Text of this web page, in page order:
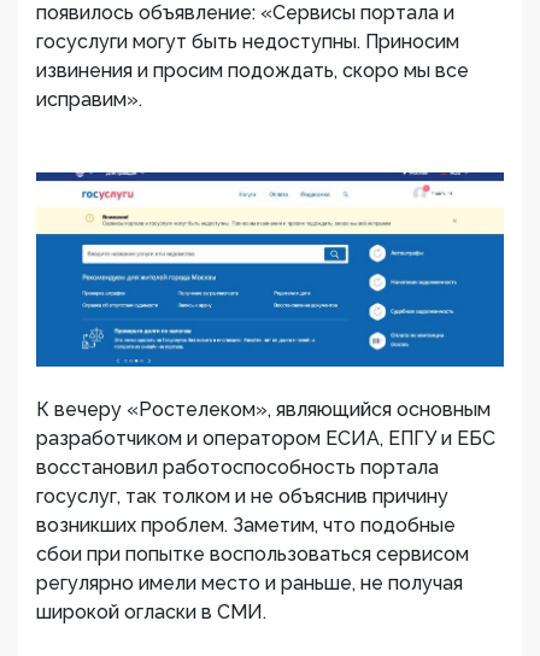
появилось объявление: «Сервисы портала и
госуслуги могут быть недоступны. Приносим
извинения и просим подождать, скоро мы все
исправим».
К вечеру «Ростелеком», являющийся основным
разработчиком и оператором ЕСИА, ЕПГУ и ЕБС
восстановил работоспособность портала
госуслуг, так толком и не объяснив причину
возникших проблем. Заметим, что подобные
сбои при попытке воспользоваться сервисом
регулярно имели место и раньше, не получая
широкой огласки в СМИ.